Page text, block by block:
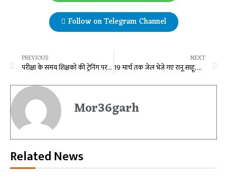
Follow on Telegram Channel
PREVIOUS
परीक्षा के समय शिक्षकों की ट्रेनिंग पर उठे सवाल: समग्र शिक्षा विभाग पर बंदरबांट के आरोप, शिक्षाविदों ने कहा- बच्चों की चिंता थी तो पहले क्यों नहीं दिया गया प्रशिक्षण
NEXT
19 मार्च तक जेल भेजे गए रानू साहू, सौम्या चौरसिया और सूर्यकांत तिवारी
Mor36garh
Related News